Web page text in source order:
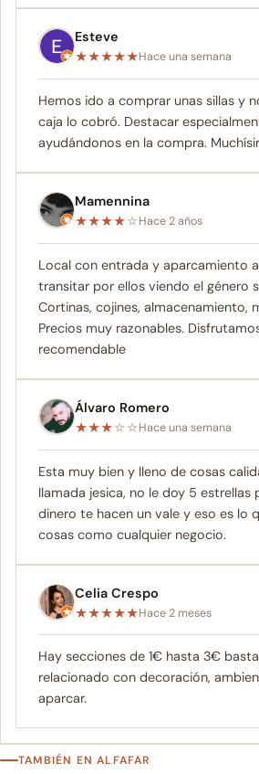
Esteve
★★★★★Hace una semana
Hemos ido a comprar unas sillas y
caja lo cobró. Destacar
ayudándonos en la compra.
Mamennina
★★★★☆Hace 2 años
Local con entrada y aparcamiento
transitar por ellos viendo el género
Cortinas, cojines, almacenamiento,
Precios muy razonables.
recomendable
Álvaro Romero
★★★☆☆Hace una semana
Esta muy bien y lleno de cosas
llamada jesica, no le doy 5
dinero te hacen un vale y eso es lo
cosas como cualquier negocio.
Celia Crespo
★★★★★Hace 2 meses
Hay secciones de 1€ hasta 3€
relacionado con decoración,
aparcar.
TAMBIÉN EN ALFAFAR